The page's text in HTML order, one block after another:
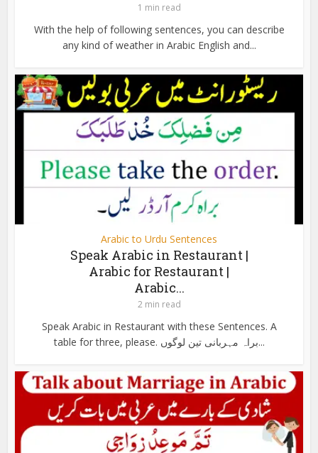
1 min read
With the help of following sentences, you can describe
any kind of weather in Arabic English and...
Arabic to Urdu Sentences
Speak Arabic in Restaurant |
Arabic for Restaurant |
Arabic...
2 min read
Speak Arabic in Restaurant with these Sentences. A
table for three, please. براہ مہربانی تین لوگوں...